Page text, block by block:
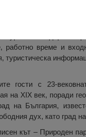
освен
календар на
време и
гости с 23-
на XIX век, поради
на България,
дух, като град
кът – Природен